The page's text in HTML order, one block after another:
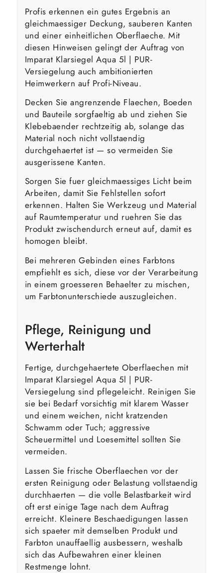
Profis erkennen ein gutes Ergebnis an
gleichmaessiger Deckung, sauberen Kanten
und einer einheitlichen Oberflaeche. Mit
diesen Hinweisen gelingt der Auftrag von
Imparat Klarsiegel Aqua 5l | PUR-
Versiegelung auch ambitionierten
Heimwerkern auf Profi-Niveau.
Decken Sie angrenzende Flaechen, Boeden
und Bauteile sorgfaeltig ab und ziehen Sie
Klebebaender rechtzeitig ab, solange das
Material noch nicht vollstaendig
durchgehaertet ist — so vermeiden Sie
ausgerissene Kanten.
Sorgen Sie fuer gleichmaessiges Licht beim
Arbeiten, damit Sie Fehlstellen sofort
erkennen. Halten Sie Werkzeug und Material
auf Raumtemperatur und ruehren Sie das
Produkt zwischendurch erneut auf, damit es
homogen bleibt.
Bei mehreren Gebinden eines Farbtons
empfiehlt es sich, diese vor der Verarbeitung
in einem groesseren Behaelter zu mischen,
um Farbtonunterschiede auszugleichen.
Pflege, Reinigung und
Werterhalt
Fertige, durchgehaertete Oberflaechen mit
Imparat Klarsiegel Aqua 5l | PUR-
Versiegelung sind pflegeleicht. Reinigen Sie
sie bei Bedarf vorsichtig mit klarem Wasser
und einem weichen, nicht kratzenden
Schwamm oder Tuch; aggressive
Scheuermittel und Loesemittel sollten Sie
vermeiden.
Lassen Sie frische Oberflaechen vor der
ersten Reinigung oder Belastung vollstaendig
durchhaerten — die volle Belastbarkeit wird
oft erst einige Tage nach dem Auftrag
erreicht. Kleinere Beschaedigungen lassen
sich spaeter mit demselben Produkt und
Farbton unauffaellig ausbessern, weshalb
sich das Aufbewahren einer kleinen
Restmenge lohnt.